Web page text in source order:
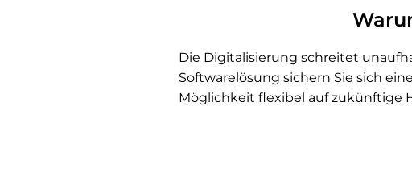
Die Digitalisierung schreitet
Softwarelösung sichern Sie sich
Möglichkeit flexibel auf zukünftige